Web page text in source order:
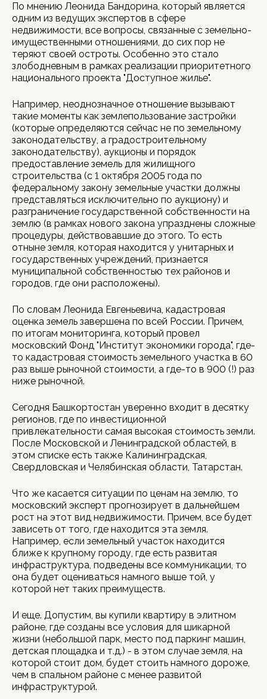
По мнению Леонида Бандорина, который является
одним из ведущих экспертов в сфере
недвижимости, все вопросы, связанные с земельно-
имущественными отношениями, до сих пор не
теряют своей остроты. Особенно это стало
злободневным в рамках реализации приоритетного
национального проекта "Доступное жилье".
Например, неоднозначное отношение вызывают
такие моменты как землепользование застройки
(которые определяются сейчас не по земельному
законодательству, а градостроительному
законодательству), аукционы и порядок
предоставление земель для жилищного
строительства (с 1 октября 2005 года по
федеральному закону земельные участки должны
представляться исключительно по аукциону) и
разграничение государственной собственности на
землю (в рамках нового закона упразднены сложные
процедуры, действовавшие до этого. То есть
отныне земля, которая находится у унитарных и
государственных учреждений, признается
муниципальной собственностью тех районов и
городов, где они расположены).
По словам Леонида Евгеньевича, кадастровая
оценка земель завершена по всей России. Причем,
по итогам мониторинга, который провел
московский Фонд "Институт экономики города", где-
то кадастровая стоимость земельного участка в 60
раз выше рыночной стоимости, а где-то в 900 (!) раз
ниже рыночной.
Сегодня Башкортостан уверенно входит в десятку
регионов, где по инвестиционной
привлекательности самая высокая стоимость земли.
После Московской и Ленинградской областей, в
этом списке есть также Калининградская,
Свердловская и Челябинская области, Татарстан.
Что же касается ситуации по ценам на землю, то
московский эксперт прогнозирует в дальнейшем
рост на этот вид недвижимости. Причем, все будет
зависеть от того, где находится эта земля.
Например, если земельный участок находится
ближе к крупному городу, где есть развитая
инфраструктура, подведены все коммуникации, то
она будет оцениваться намного выше той, у
которой нет таких преимуществ.
И еще. Допустим, вы купили квартиру в элитном
районе, где созданы все условия для шикарной
жизни (небольшой парк, место под паркинг машин,
детская площадка и т.д.) - в этом случае земля, на
которой стоит дом, будет стоить намного дороже,
чем в спальном районе с менее развитой
инфраструктурой.